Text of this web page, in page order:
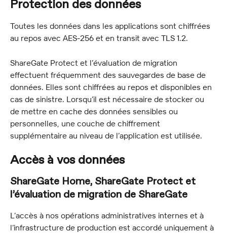
Protection des données
Toutes les données dans les applications sont chiffrées
au repos avec AES-256 et en transit avec TLS 1.2.
ShareGate Protect et l’évaluation de migration
effectuent fréquemment des sauvegardes de base de
données. Elles sont chiffrées au repos et disponibles en
cas de sinistre. Lorsqu’il est nécessaire de stocker ou
de mettre en cache des données sensibles ou
personnelles, une couche de chiffrement
supplémentaire au niveau de l’application est utilisée.
Accès à vos données
ShareGate Home, ShareGate Protect et
l’évaluation de migration de ShareGate
L’accès à nos opérations administratives internes et à
l’infrastructure de production est accordé uniquement à